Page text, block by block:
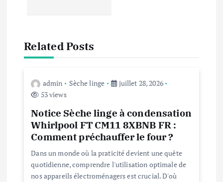
o
Related Posts
admin Sèche linge
juillet 28, 2026
53 views
Notice Sèche linge à condensation
Whirlpool FT CM11 8XBNB FR :
Comment préchauffer le four ?
Dans un monde où la praticité devient une quête
quotidienne, comprendre l'utilisation optimale de
nos appareils électroménagers est crucial. D'où